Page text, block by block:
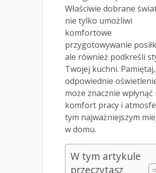
Właściwie dobrane
nie tylko umożliwi
komfortowe
przygotowywanie
ale również podkreśli
Twojej kuchni.
odpowiednie
może znacznie wpłynąć
komfort pracy i
tym najważniejszym
w domu.
W tym artykule
przeczytasz